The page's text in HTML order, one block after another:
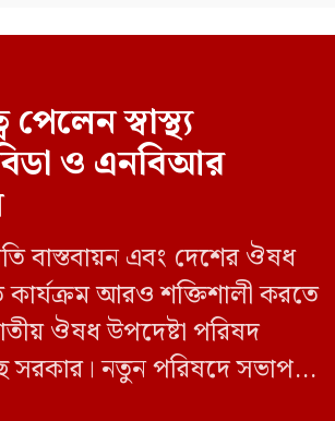
পেলেন স্বাস্থ্য
বিডা ও এনবিআর
বাস্তবায়ন এবং দেশের ঔষধ
কার্যক্রম আরও শক্তিশালী করতে
ঔষধ উপদেষ্টা পরিষদ
সরকার। নতুন পরিষদে সভাপতি